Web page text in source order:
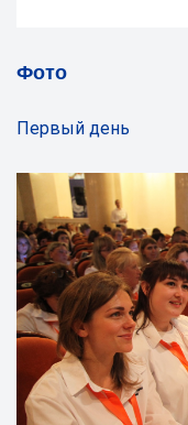
Фото
Первый день